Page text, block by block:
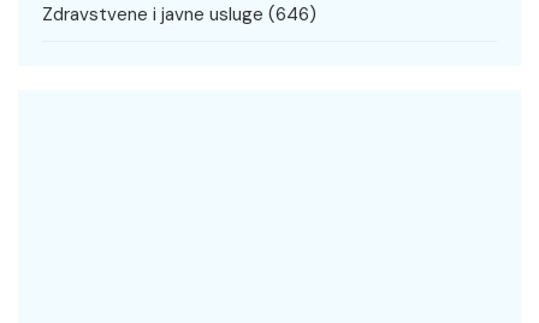
Zdravstvene i javne usluge (646)